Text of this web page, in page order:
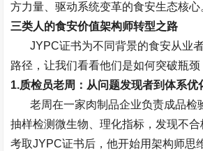
方力量、驱动系统变革的食安生态核心
三类人的食安价值架构师转型之路
JYPC证书为不同背景的食安从业
路径，让我们看看他们是如何突破瓶颈
1.质检员老周：从问题发现者到体系优
老周在一家肉制品企业负责成品检
抽样检测微生物、理化指标，发现不合
考取JYPC证书后，他开始用架构师思